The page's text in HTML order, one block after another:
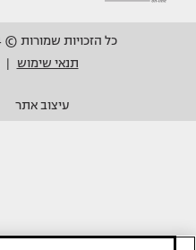
כל הזכויות שמורות © 2014 מעריב און ליין בע"מ.
תנאי שימוש
עיצוב אתר